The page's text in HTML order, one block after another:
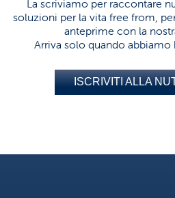
La scriviamo per raccontare
soluzioni per la vita free from,
anteprime con la
Arriva solo quando
ISCRIVITI ALLA